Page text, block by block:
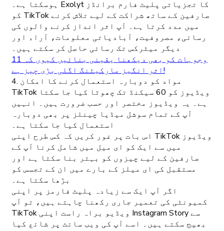
ہوسکتا ہے۔ Exolyt کا تجزیاتی پلیٹ فارم برانڈز
کو TikTok صارفین کے ساتھ شراکت کے لیے تلاش کرنے
میں مدد کرتا ہے۔ آپ اثر انداز کرنے والوں کی
رسائی، مصروفیت، آبادیاتی معلومات، آراء اور
دیگر میٹرکس تک رسائی حاصل کر سکتے ہیں۔
11 وجوہات کو بھی دیکھنا یقینی بنائیں کیوں کہ
اثر انگیز مارکیٹنگ اگلی بڑی چیز ہے!
4. مواد کو دوبارہ استعمال کرنے کا امکان
TikTok ویڈیوز کو 60 سیکنڈ تک چھوٹا کیا جا سکتا
ہے۔ یہ ویڈیوز مختصر اور حسب ضرورت ہیں۔ انہیں
آپ کے تمام سوشل میڈیا چینلز پر بھی دوبارہ
استعمال کیا جا سکتا ہے۔
اس بات پر غور کریں کہ کس طرح اپنی TikTok ویڈیوز
میں سے ایک کو ای میل میں شامل کرنا آپ کے
صارفین کے لیے چیزوں کو بہتر بنا سکتا ہے اور
مستقبل کی ای میلز کے بارے میں ان کے تجسس کو
بڑھا سکتا ہے۔
اگر آپ ایک سے زیادہ پلیٹ فارمز پر اپنی
کمیونٹی کی تعمیر جاری رکھنا چاہتے ہیں، تو آپ
TikTok ویڈیو براہ راست اپنی Instagram Story سے
بھیج سکتے ہیں۔ اسے آپ کی ویب سائٹ پر شائع کیا